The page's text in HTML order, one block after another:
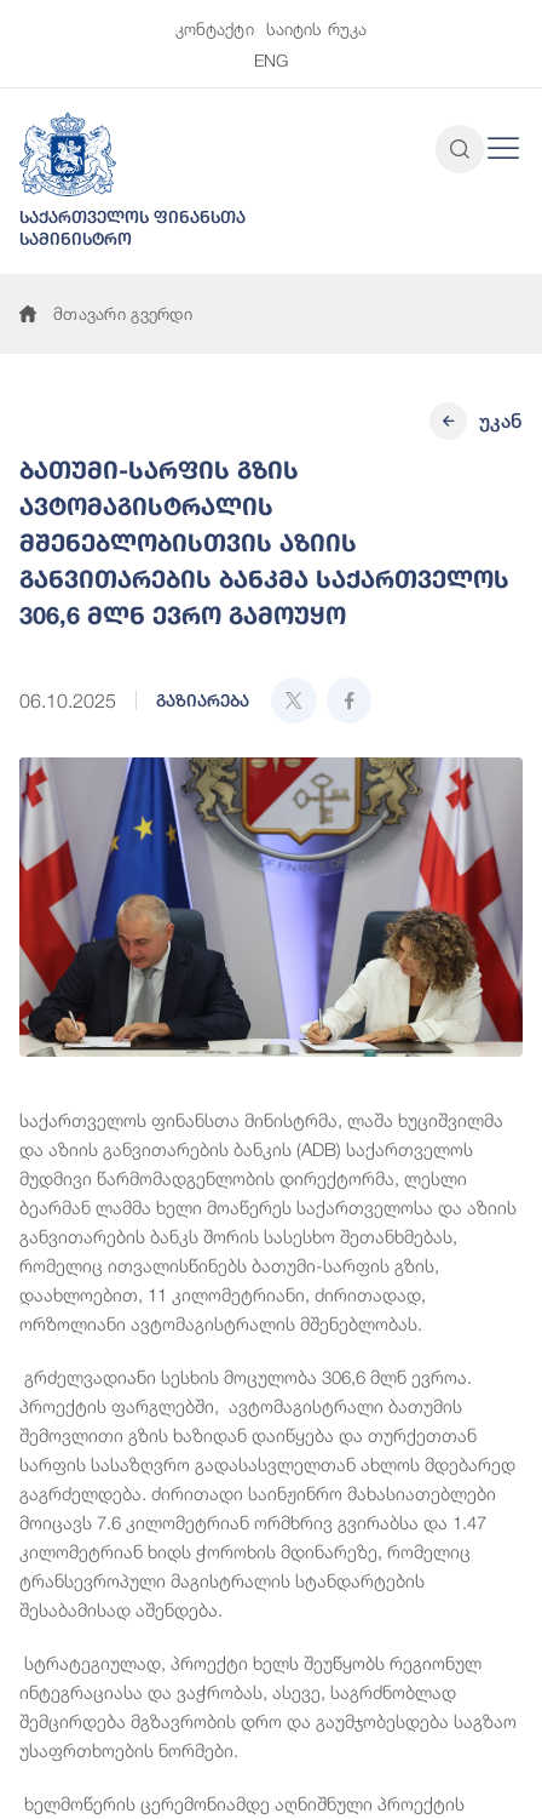
კონტაქტი
საიტის რუკა
ENG
საქართველოს ფინანსთა
სამინისტრო
მთავარი გვერდი
ბათუმი-სარფის გზის
ავტომაგისტრალის
მშენებლობისთვის აზიის
განვითარების ბანკმა საქართველოს
306,6 მლნ ევრო გამოუყო
06.10.2025 გაზიარება
უკან
საქართველოს ფინანსთა მინისტრმა, ლაშა ხუციშვილმა
და აზიის განვითარების ბანკის (ADB) საქართველოს
მუდმივი წარმომადგენლობის დირექტორმა, ლესლი
ბეარმან ლამმა ხელი მოაწერეს საქართველოსა და აზიის
განვითარების ბანკს შორის სასესხო შეთანხმებას,
რომელიც ითვალისწინებს ბათუმი-სარფის გზის,
დაახლოებით, 11 კილომეტრიანი, ძირითადად,
ორზოლიანი ავტომაგისტრალის მშენებლობას.
გრძელვადიანი სესხის მოცულობა 306,6 მლნ ევროა.
პროექტის ფარგლებში, ავტომაგისტრალი ბათუმის
შემოვლითი გზის ხაზიდან დაიწყება და თურქეთთან
სარფის სასაზღვრო გადასასვლელთან ახლოს მდებარედ
გაგრძელდება. ძირითადი საინჟინრო მახასიათებლები
მოიცავს 7.6 კილომეტრიან ორმხრივ გვირაბსა და 1.47
კილომეტრიან ხიდს ჭოროხის მდინარეზე, რომელიც
ტრანსევროპული მაგისტრალის სტანდარტების
შესაბამისად აშენდება.
სტრატეგიულად, პროექტი ხელს შეუწყობს რეგიონულ
ინტეგრაციასა და ვაჭრობას, ასევე, საგრძნობლად
შემცირდება მგზავრობის დრო და გაუმჯობესდება საგზაო
უსაფრთხოების ნორმები.
ხელმოწერის ცერემონიამდე აღნიშნული პროექტის